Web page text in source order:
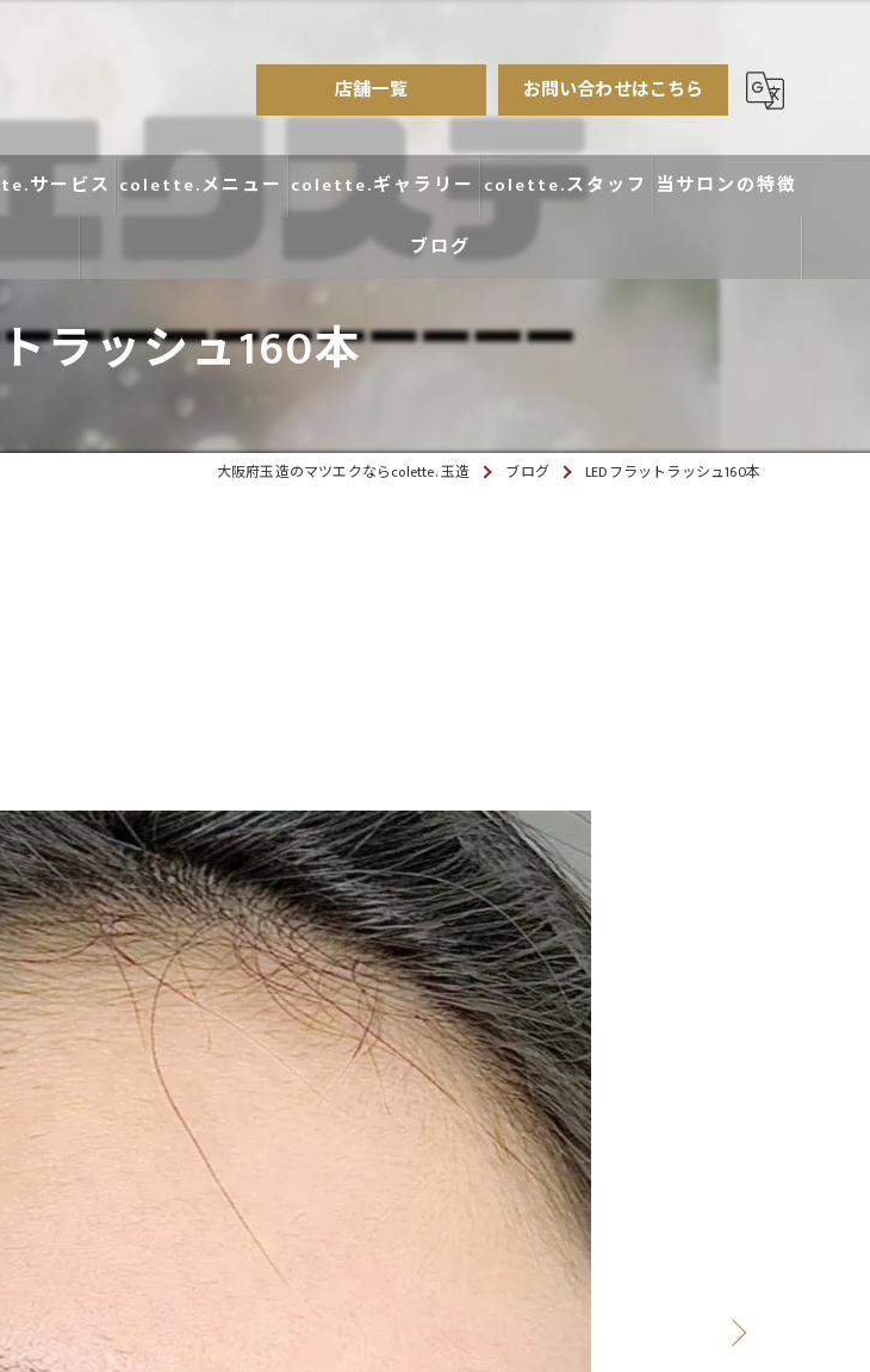
店舗一覧 お問い合わせはこちら
サービス colette.メニュー colette.ギャラリー colette.スタッフ 当サロンの特徴
ブログ
コラム
口コミ
ラッシュ160本
大阪府玉造のマツエクならcolette. 玉造 ブログ LEDフラットラッシュ160本